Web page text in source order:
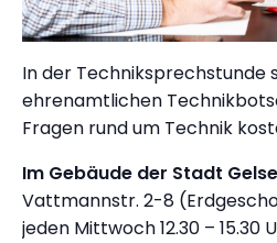
In der Techniksprechstunde
ehrenamtlichen
Fragen rund um Technik
Im Gebäude der Stadt
Vattmannstr. 2-8
jeden Mittwoch 12.30 – 15.30